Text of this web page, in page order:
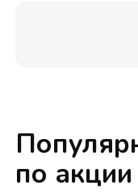
по акции